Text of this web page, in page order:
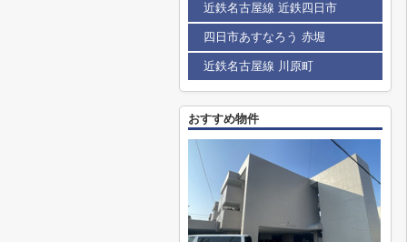
近鉄名古屋線 近鉄四日市
四日市あすなろう 赤堀
近鉄名古屋線 川原町
おすすめ物件